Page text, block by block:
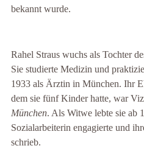
bekannt wurde.
Rahel Straus wuchs als Tochter
Sie studierte Medizin und
1933 als Ärztin in München. Ihr
dem sie fünf Kinder hatte, war
München. Als Witwe lebte sie ab
Sozialarbeiterin engagierte und
schrieb.